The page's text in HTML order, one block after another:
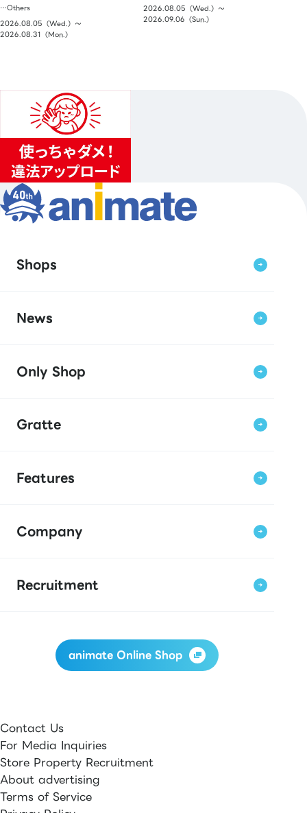
…Others
2026.08.05（Wed.）〜
2026.08.31（Mon.）
2026.08.05（Wed.）〜
2026.09.06（Sun.）
Shops
News
Only Shop
Gratte
Features
Company
Recruitment
animate Online Shop
Contact Us
For Media Inquiries
Store Property Recruitment
About advertising
Terms of Service